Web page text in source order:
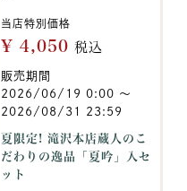
当店特別価格
¥ 4,050 税込
販売期間
2026/06/19 0:00 〜
2026/08/31 23:59
夏限定! 滝沢本店蔵人のこ
だわりの逸品「夏吟」入セ
ット